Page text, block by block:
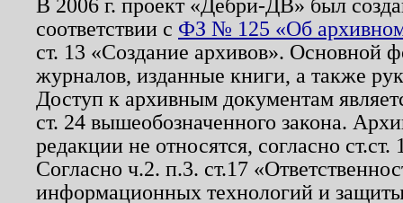
В 2006 г. проект «Дебри-ДВ» был
соответствии с ФЗ № 125 «Об
ст. 13 «Создание архивов». Основной
журналов, изданные книги, а также
Доступ к архивным документам
ст. 24 вышеобозначенного закона.
редакции не относятся, согласно
Согласно ч.2. п.3. ст.17
информационных технологий и